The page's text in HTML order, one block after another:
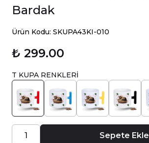
Bardak
Ürün Kodu: SKUPA43KI-010
₺ 299.00
T KUPA RENKLERİ
Sepete Ekle